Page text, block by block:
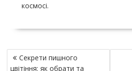
космосі.
Н Секрети пишного
цвітіння: як обрати та